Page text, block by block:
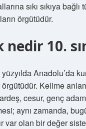
sıkı sıkıya bağlı
örgütüdür.
10.
Anadolu’da
Kelime
cesur, genç
aynı zamanda,
var olan bir değer